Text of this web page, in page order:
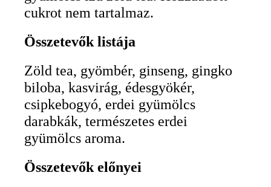
cukrot nem tartalmaz.
Összetevők listája
Zöld tea, gyömbér, ginseng, gingko
biloba, kasvirág, édesgyökér,
csipkebogyó, erdei gyümölcs
darabkák, természetes erdei
gyümölcs aroma.
Összetevők előnyei